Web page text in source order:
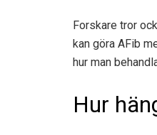
Forskare tror
kan göra AFib
hur man
Hur